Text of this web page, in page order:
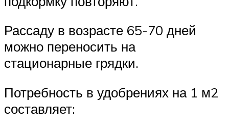
Рассаду в возрасте 65-70 дней
можно переносить на
стационарные грядки.
Потребность в удобрениях на 1 м2
составляет: